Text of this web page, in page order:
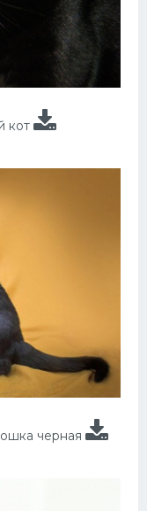
кот
черная